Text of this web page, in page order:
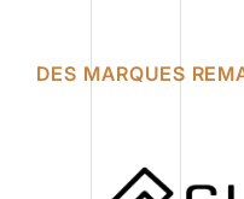
DES MARQUES